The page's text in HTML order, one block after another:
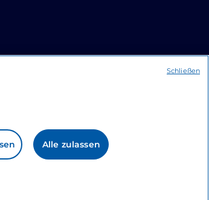
Alle zulassen
Schließen